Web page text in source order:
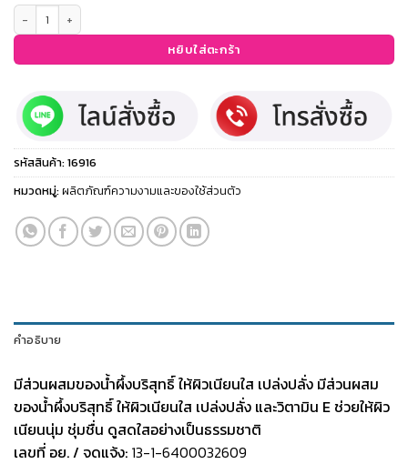
จำนวน ฮันนี่ ชาวเวอร์ เจล ชิ้น
หยิบใส่ตะกร้า
รหัสสินค้า:16916
หมวดหมู่:ผลิตภัณฑ์ความงามและของใช้ส่วนตัว
คำอธิบาย
มีส่วนผสมของน้ำผึ้งบริสุทธิ์ ให้ผิวเนียนใส เปล่งปลั่ง มีส่วนผสม
ของน้ำผึ้งบริสุทธิ์ ให้ผิวเนียนใส เปล่งปลั่ง และวิตามิน E ช่วยให้ผิว
เนียนนุ่ม ชุ่มชื่น ดูสดใสอย่างเป็นธรรมชาติ
เลขที่ อย. / จดแจ้ง: 13-1-6400032609